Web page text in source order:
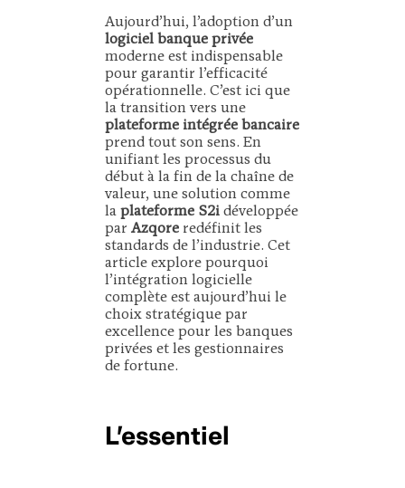
Aujourd’hui, l’adoption d’un
logiciel banque privée
moderne est indispensable
pour garantir l’efficacité
opérationnelle. C’est ici que
la transition vers une
plateforme intégrée bancaire
prend tout son sens. En
unifiant les processus du
début à la fin de la chaîne de
valeur, une solution comme
la plateforme S2i développée
par Azqore redéfinit les
standards de l’industrie. Cet
article explore pourquoi
l’intégration logicielle
complète est aujourd’hui le
choix stratégique par
excellence pour les banques
privées et les gestionnaires
de fortune.
L’essentiel